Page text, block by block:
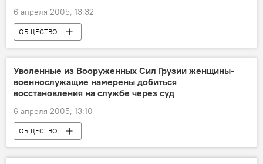
6 апреля 2005, 13:32
ОБЩЕСТВО
Уволенные из Вооруженных Сил Грузии женщины-
военнослужащие намерены добиться
восстановления на службе через суд
6 апреля 2005, 13:10
ОБЩЕСТВО